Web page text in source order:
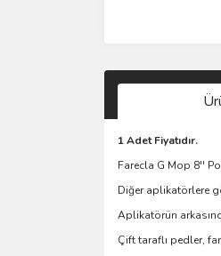
1 Adet Fiyatıdır.
Farecla G Mop 8''
Diğer aplikatörlere
Aplikatörün
Çift taraflı pedler,